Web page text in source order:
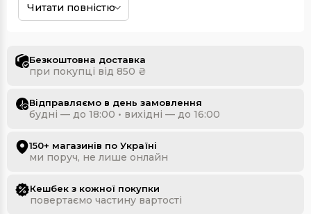
койл (спіраль) для вейпу;
картриджі для подсистем
акумулятор;
Читати повністю
Безкоштовна доставка
при покупці від 850 ₴
Відправляємо в день замовлення
будні — до 18:00 • вихідні — до 16:00
150+ магазинів по Україні
ми поруч, не лише онлайн
Кешбек з кожної покупки
повертаємо частину вартості